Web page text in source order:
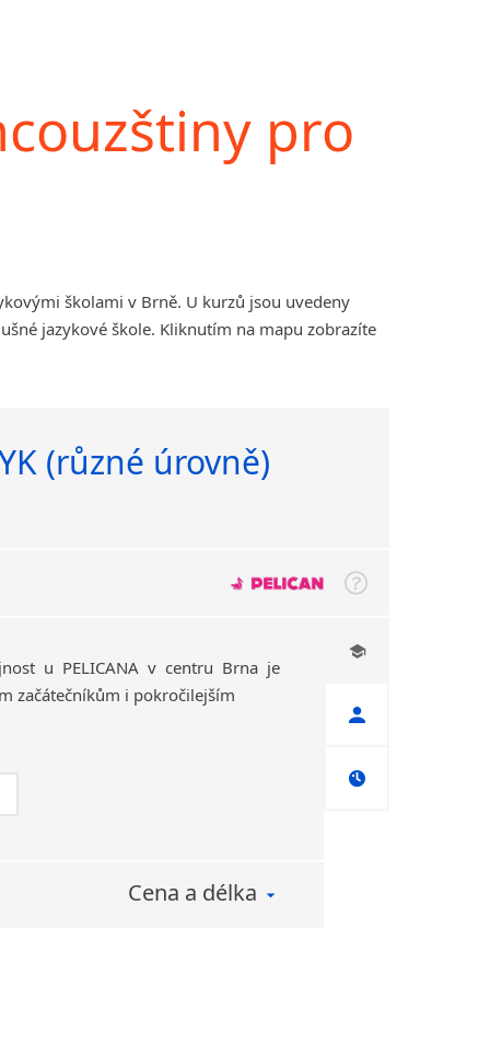
pro
školami v Brně. U kurzů jsou uvedeny
jazykové škole. Kliknutím na mapu zobrazíte
(různé úrovně)
u PELICANA v centru Brna je
začátečníkům i pokročilejším
Cena a délka